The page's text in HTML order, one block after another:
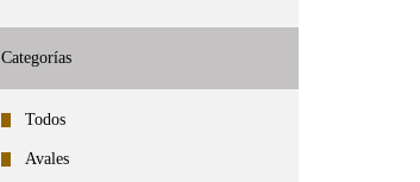
Categorías
Todos
Avales